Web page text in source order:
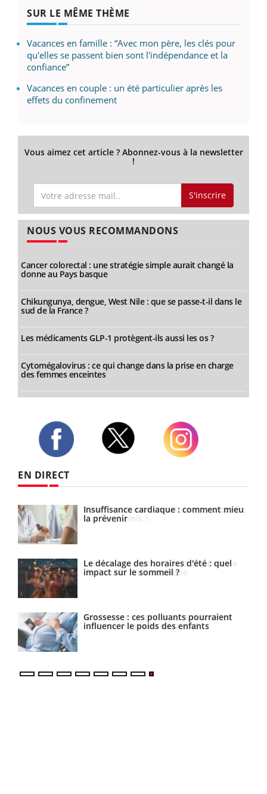
SUR LE MÊME THÈME
Vacances en famille : “Avec mon père, les clés pour
qu'elles se passent bien sont l'indépendance et la
confiance”
Vacances en couple : un été particulier après les
effets du confinement
Vous aimez cet article ? Abonnez-vous à la newsletter
!
S'inscrire
NOUS VOUS RECOMMANDONS
Cancer colorectal : une stratégie simple aurait changé la
donne au Pays basque
Chikungunya, dengue, West Nile : que se passe-t-il dans le
sud de la France ?
Les médicaments GLP-1 protègent-ils aussi les os ?
Cytomégalovirus : ce qui change dans la prise en charge
des femmes enceintes
EN DIRECT
Insuffisance cardiaque : comment mieux
la prévenir
Le décalage des horaires d'été : quel
impact sur le sommeil ?
Grossesse : ces polluants pourraient
influencer le poids des enfants